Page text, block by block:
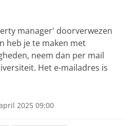
manager' doorverwezen
heb je te maken met
neem dan per mail
Het e-mailadres is
2025 09:00